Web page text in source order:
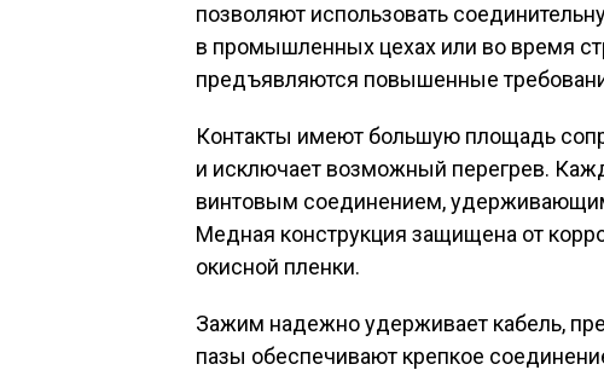
позволяют использовать
в промышленных цехах или во время
предъявляются повышенные
Контакты имеют большую площадь
и исключает возможный перегрев.
винтовым соединением,
Медная конструкция защищена от
окисной пленки.
Зажим надежно удерживает кабель,
пазы обеспечивают крепкое